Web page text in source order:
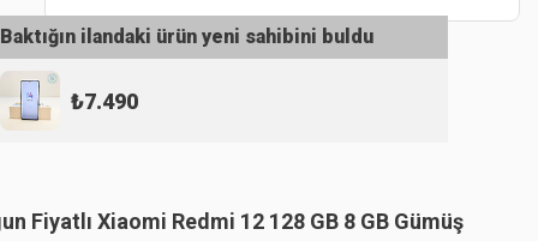
Baktığın ilandaki ürün yeni sahibini buldu
₺7.490
Fiyatlı Xiaomi Redmi 12 128 GB 8 GB Gümüş